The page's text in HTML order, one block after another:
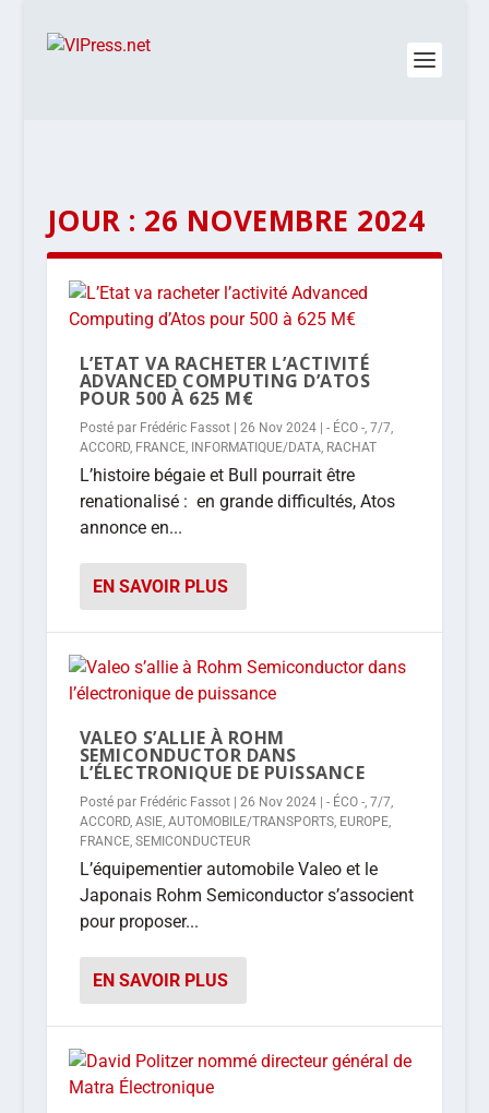
JOUR : 26 NOVEMBRE 2024
L’ETAT VA RACHETER L’ACTIVITÉ
ADVANCED COMPUTING D’ATOS
POUR 500 À 625 M€
Posté par Frédéric Fassot| 26 Nov 2024| - ÉCO -, 7/7,
ACCORD, FRANCE, INFORMATIQUE/DATA, RACHAT
L’histoire bégaie et Bull pourrait être
renationalisé : en grande difficultés, Atos
annonce en...
EN SAVOIR PLUS
VALEO S’ALLIE À ROHM
SEMICONDUCTOR DANS
L’ÉLECTRONIQUE DE PUISSANCE
Posté par Frédéric Fassot| 26 Nov 2024| - ÉCO -, 7/7,
ACCORD, ASIE, AUTOMOBILE/TRANSPORTS, EUROPE,
FRANCE, SEMICONDUCTEUR
L’équipementier automobile Valeo et le
Japonais Rohm Semiconductor s’associent
pour proposer...
EN SAVOIR PLUS